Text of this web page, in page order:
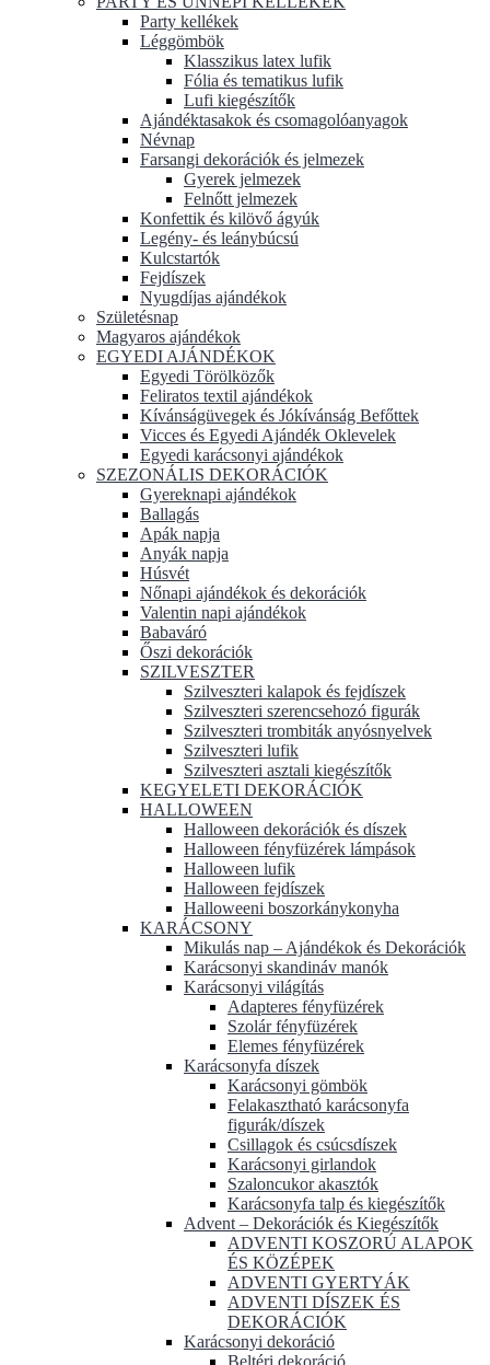
Party kellékek
Léggömbök
Klasszikus latex lufik
Fólia és tematikus lufik
Lufi kiegészítők
Ajándéktasakok és csomagolóanyagok
Névnap
Farsangi dekorációk és jelmezek
Gyerek jelmezek
Felnőtt jelmezek
Konfettik és kilövő ágyúk
Legény- és leánybúcsú
Kulcstartók
Fejdíszek
Nyugdíjas ajándékok
Születésnap
Magyaros ajándékok
EGYEDI AJÁNDÉKOK
Egyedi Törölközők
Feliratos textil ajándékok
Kívánságüvegek és Jókívánság Befőttek
Vicces és Egyedi Ajándék Oklevelek
Egyedi karácsonyi ajándékok
SZEZONÁLIS DEKORÁCIÓK
Gyereknapi ajándékok
Ballagás
Apák napja
Anyák napja
Húsvét
Nőnapi ajándékok és dekorációk
Valentin napi ajándékok
Babaváró
Őszi dekorációk
SZILVESZTER
Szilveszteri kalapok és fejdíszek
Szilveszteri szerencsehozó figurák
Szilveszteri trombiták anyósnyelvek
Szilveszteri lufik
Szilveszteri asztali kiegészítők
KEGYELETI DEKORÁCIÓK
HALLOWEEN
Halloween dekorációk és díszek
Halloween fényfüzérek lámpások
Halloween lufik
Halloween fejdíszek
Halloweeni boszorkánykonyha
KARÁCSONY
Mikulás nap – Ajándékok és Dekorációk
Karácsonyi skandináv manók
Karácsonyi világítás
Adapteres fényfüzérek
Szolár fényfüzérek
Elemes fényfüzérek
Karácsonyfa díszek
Karácsonyi gömbök
Felakasztható karácsonyfa
figurák/díszek
Csillagok és csúcsdíszek
Karácsonyi girlandok
Szaloncukor akasztók
Karácsonyfa talp és kiegészítők
Advent – Dekorációk és Kiegészítők
ADVENTI KOSZORÚ ALAPOK
ÉS KÖZÉPEK
ADVENTI GYERTYÁK
ADVENTI DÍSZEK ÉS
DEKORÁCIÓK
Karácsonyi dekoráció
Beltéri dekoráció